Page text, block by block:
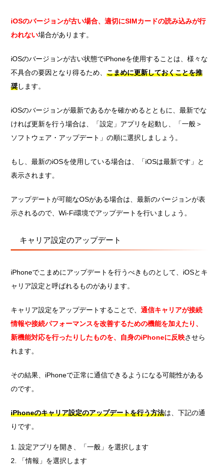
iOSのバージョンが古い場合、適切にSIMカードの読み込みが行
われない場合があります。
iOSのバージョンが古い状態でiPhoneを使用することは、様々な
不具合の要因となり得るため、こまめに更新しておくことを推
奨します。
iOSのバージョンが最新であるかを確かめるとともに、最新でな
ければ更新を行う場合は、「設定」アプリを起動し、「一般＞
ソフトウェア・アップデート」の順に選択しましょう。
もし、最新のiOSを使用している場合は、「iOSは最新です」と
表示されます。
アップデートが可能なOSがある場合は、最新のバージョンが表
示されるので、Wi-Fi環境でアップデートを行いましょう。
キャリア設定のアップデート
iPhoneでこまめにアップデートを行うべきものとして、iOSとキ
ャリア設定と呼ばれるものがあります。
キャリア設定をアップデートすることで、通信キャリアが接続
情報や接続パフォーマンスを改善するための機能を加えたり、
新機能対応を行ったりしたものを、自身のiPhoneに反映させら
れます。
その結果、iPhoneで正常に通信できるようになる可能性がある
のです。
iPhoneのキャリア設定のアップデートを行う方法は、下記の通
りです。
設定アプリを開き、「一般」を選択します
「情報」を選択します